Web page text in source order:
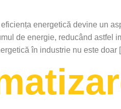
energetică devine un
de energie, reducând astfel
în industrie nu este doar